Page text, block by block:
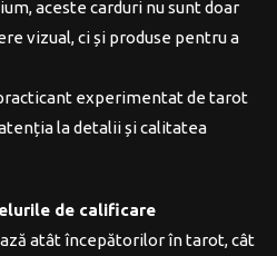
aceste carduri nu sunt doar
vizual, ci și produse pentru a
experimentat de tarot
la detalii și calitatea
de calificare
atât începătorilor în tarot, cât